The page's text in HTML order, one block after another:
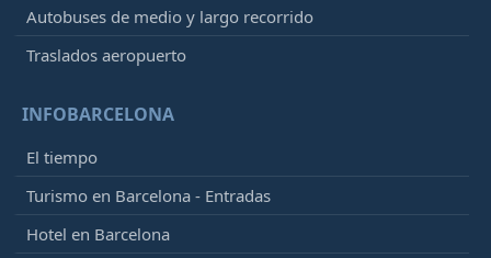
Autobuses de medio y largo recorrido
Traslados aeropuerto
INFOBARCELONA
El tiempo
Turismo en Barcelona - Entradas
Hotel en Barcelona